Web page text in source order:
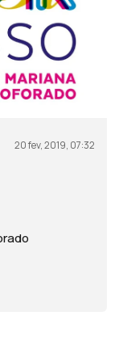
20 fev, 2019, 07:32